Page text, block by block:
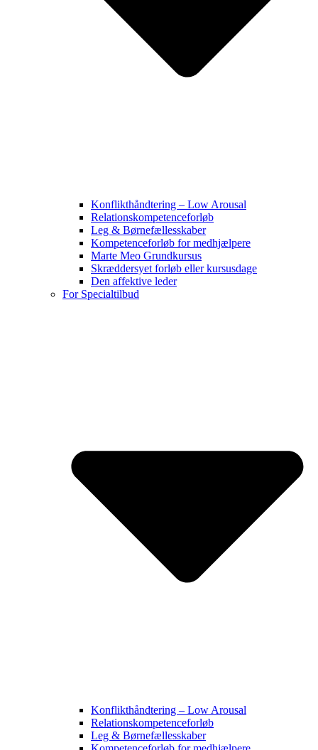
Konflikthåndtering – Low Arousal
Relationskompetenceforløb
Leg & Børnefællesskaber
Kompetenceforløb for medhjælpere
Marte Meo Grundkursus
Skræddersyet forløb eller kursusdage
Den affektive leder
For Specialtilbud
Konflikthåndtering – Low Arousal
Relationskompetenceforløb
Leg & Børnefællesskaber